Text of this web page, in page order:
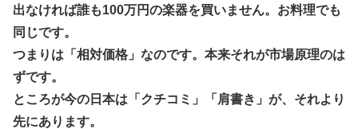
出なければ誰も100万円の楽器を買いません。お料理でも
同じです。
つまりは「相対価格」なのです。本来それが市場原理のは
ずです。
ところが今の日本は「クチコミ」「肩書き」が、それより
先にあります。